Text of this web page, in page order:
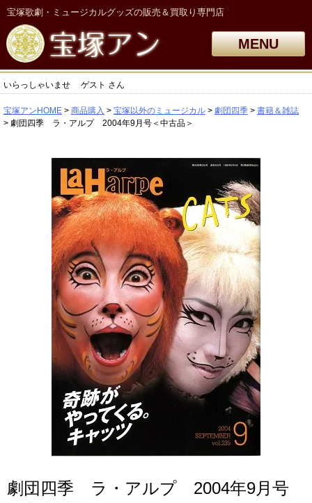
宝塚歌劇・ミュージカルグッズの販売＆買取り専門店
MENU
いらっしゃいませ ゲスト さん
宝塚アンHOME 商品購入 宝塚以外のミュージカル 劇団四季
書籍＆雑誌
劇団四季 ラ・アルプ 2004年9月号＜中古品＞
劇団四季 ラ・アルプ 2004年9月号